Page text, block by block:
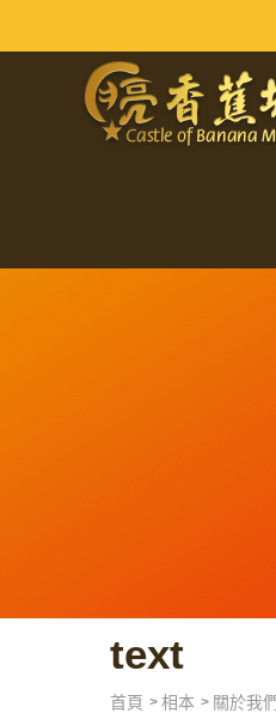
網友旗山美食推薦｜手工蛋捲禮盒
text
首頁 相本 關於我們